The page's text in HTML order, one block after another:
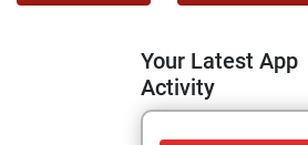
Your Latest App
Activity